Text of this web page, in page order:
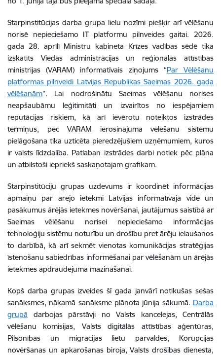
Starpinstitūcijas darba grupa lielu nozīmi piešķir arī vēlēšanu
norisē nepieciešamo IT platformu pilnveides gaitai. 2026.
gada 28. aprīlī Ministru kabineta Krīzes vadības sēdē tika
izskatīts Viedās administrācijas un reģionālās attīstības
ministrijas (VARAM) informatīvais ziņojums “Par Vēlēšanu
platformas pilnveidi Latvijas Republikas Saeimas 2026. gada
vēlēšanām”. Lai nodrošinātu Saeimas vēlēšanu norises
neapšaubāmu leģitimitāti un izvairītos no iespējamiem
reputācijas riskiem, kā arī ievērotu noteiktos izstrādes
termiņus, pēc VARAM ierosinājuma vēlēšanu sistēmu
pielāgošana tika uzticēta pieredzējušiem uzņēmumiem, kuros
ir valsts līdzdalība. Patlaban izstrādes darbi notiek pēc plāna
un atbilstoši iepriekš saskaņotajam grafikam.
Starpinstitūciju grupas uzdevums ir koordinēt informācijas
apmaiņu par ārējo ietekmi Latvijas informatīvajā vidē un
pasākumus ārējās ietekmes novēršanai, jautājumus saistībā ar
Saeimas vēlēšanu norisei nepieciešamo informācijas
tehnoloģiju sistēmu noturību un drošību pret ārēju ielaušanos
to darbībā, kā arī sekmēt vienotas komunikācijas stratēģijas
īstenošanu sabiedrības informēšanai par vēlēšanām un ārējās
ietekmes apdraudējuma mazināšanai.
Kopš darba grupas izveides šī gada janvārī notikušas sešas
sanāksmes, nākamā sanāksme plānota jūnija sākumā. Darba
grupā darbojas pārstāvji no Valsts kancelejas, Centrālās
vēlēšanu komisijas, Valsts digitālās attīstības aģentūras,
Pilsonības un migrācijas lietu pārvaldes, Korupcijas
novēršanas un apkarošanas biroja, Valsts drošības dienesta,